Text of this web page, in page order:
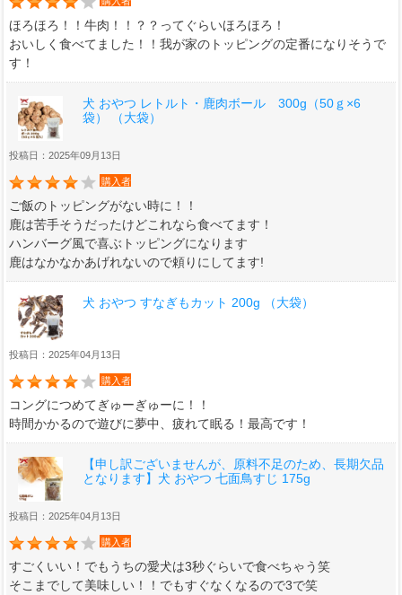
ほろほろ！！牛肉！！？？ってぐらいほろほろ！
おいしく食べてました！！我が家のトッピングの定番になりそうで
す！
犬 おやつ レトルト・鹿肉ボール 300g（50ｇ×6
袋） （大袋）
投稿日：2025年09月13日
購入者
ご飯のトッピングがない時に！！
鹿は苦手そうだったけどこれなら食べてます！
ハンバーグ風で喜ぶトッピングになります
鹿はなかなかあげれないので頼りにしてます!
犬 おやつ すなぎもカット 200g （大袋）
投稿日：2025年04月13日
購入者
コングにつめてぎゅーぎゅーに！！
時間かかるので遊びに夢中、疲れて眠る！最高です！
【申し訳ございませんが、原料不足のため、長期欠品
となります】犬 おやつ 七面鳥すじ 175g
投稿日：2025年04月13日
購入者
すごくいい！でもうちの愛犬は3秒ぐらいで食べちゃう笑
そこまでして美味しい！！でもすぐなくなるので3で笑